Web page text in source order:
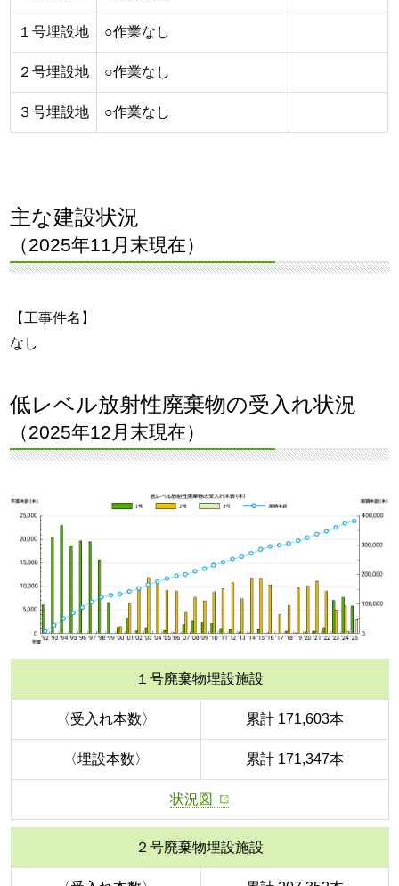
１号埋設地 ○作業なし
２号埋設地 ○作業なし
３号埋設地 ○作業なし
主な建設状況
（2025年11月末現在）
【工事件名】
なし
低レベル放射性廃棄物の受入れ状況
（2025年12月末現在）
１号廃棄物埋設施設
〈受入れ本数〉 累計 171,603本
〈埋設本数〉 累計 171,347本
状況図
２号廃棄物埋設施設